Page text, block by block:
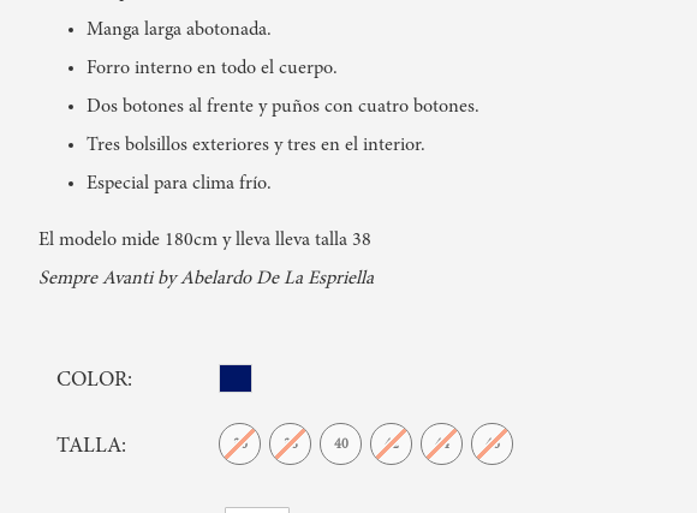
Manga larga abotonada.
Forro interno en todo el cuerpo.
Dos botones al frente y puños con cuatro botones.
Tres bolsillos exteriores y tres en el interior.
Especial para clima frío.
El modelo mide 180cm y lleva lleva talla 38
Sempre Avanti by Abelardo De La Espriella
COLOR
TALLA 36 38 40 42 44 46